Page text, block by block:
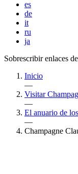
es
de
it
ru
ja
Sobrescribir enlaces
Inicio
—
Visitar
—
El anuario de
—
Champagne